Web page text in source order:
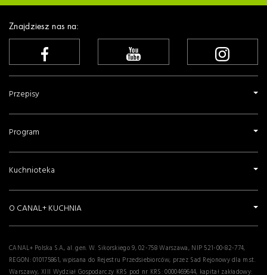
Znajdziesz nas na:
Przepisy
Program
Kuchnioteka
O CANAL+ KUCHNIA
CANAL+ Polska S.A., al. gen. W. Sikorskiego 9, 02-758 Warszawa, NIP 521-00-82-774,
REGON: 010175861, wpisana do Rejestru Przedsiebiorców, przez Sad Rejonowy dla m.st.
Warszawy, XIII Wydział Gospodarczy KRS pod nr KRS: 0000469644, kapitał zakładowy: